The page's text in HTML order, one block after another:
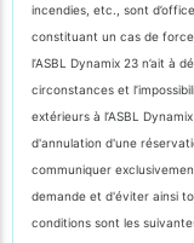
incendies, etc., sont
constituant un cas de force
l’ASBL Dynamix 23 n’ait à
circonstances et
extérieurs à l’ASBL
d'annulation d'une
communiquer
demande et d'éviter ainsi
conditions sont les